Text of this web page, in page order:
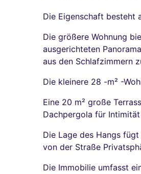
Die Eigenschaft besteht
Die größere Wohnung
ausgerichteten
aus den Schlafzimmern
Die kleinere 28 -m² -
Eine 20 m² große
Dachpergola für
Die Lage des Hangs
von der Straße
Die Immobilie umfasst